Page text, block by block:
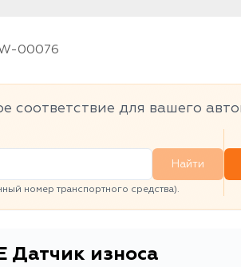
00076
соответствие для вашего
Найти
номер транспортного средства).
Датчик износа